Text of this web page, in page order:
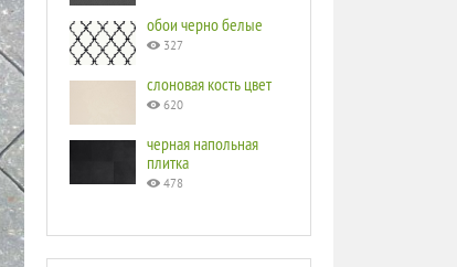
обои черно белые
327
слоновая кость цвет
620
черная напольная
плитка
478